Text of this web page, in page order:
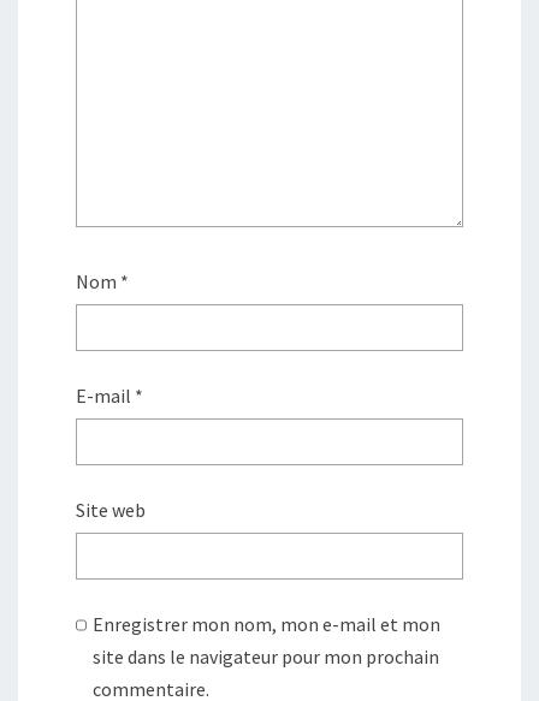
Nom *
E-mail *
Site web
Enregistrer mon nom, mon e-mail et mon
site dans le navigateur pour mon prochain
commentaire.